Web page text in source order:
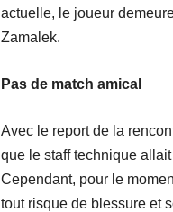
actuelle, le joueur
Zamalek.
Pas de match amical
Avec le report de la
que le staff technique
Cependant, pour le
tout risque de blessure et